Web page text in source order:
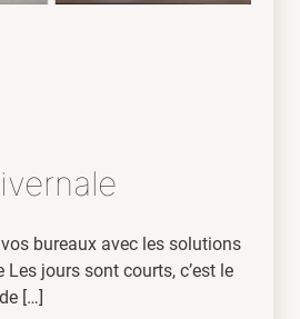
bureaux avec les solutions
Les jours sont courts, c’est le
[…]